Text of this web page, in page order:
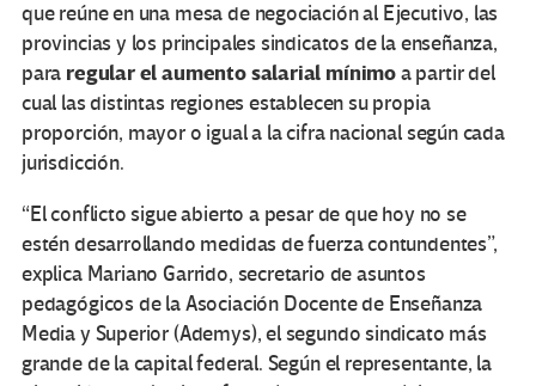
que reúne en una mesa de negociación al Ejecutivo, las
provincias y los principales sindicatos de la enseñanza,
para regular el aumento salarial mínimoa partir del
cual las distintas regiones establecen su propia
proporción, mayor o igual a la cifra nacional según cada
jurisdicción.
“El conflicto sigue abierto a pesar de que hoy no se
estén desarrollando medidas de fuerza contundentes”,
explica Mariano Garrido, secretario de asuntos
pedagógicos de la Asociación Docente de Enseñanza
Media y Superior (Ademys), el segundo sindicato más
grande de la capital federal. Según el representante, la